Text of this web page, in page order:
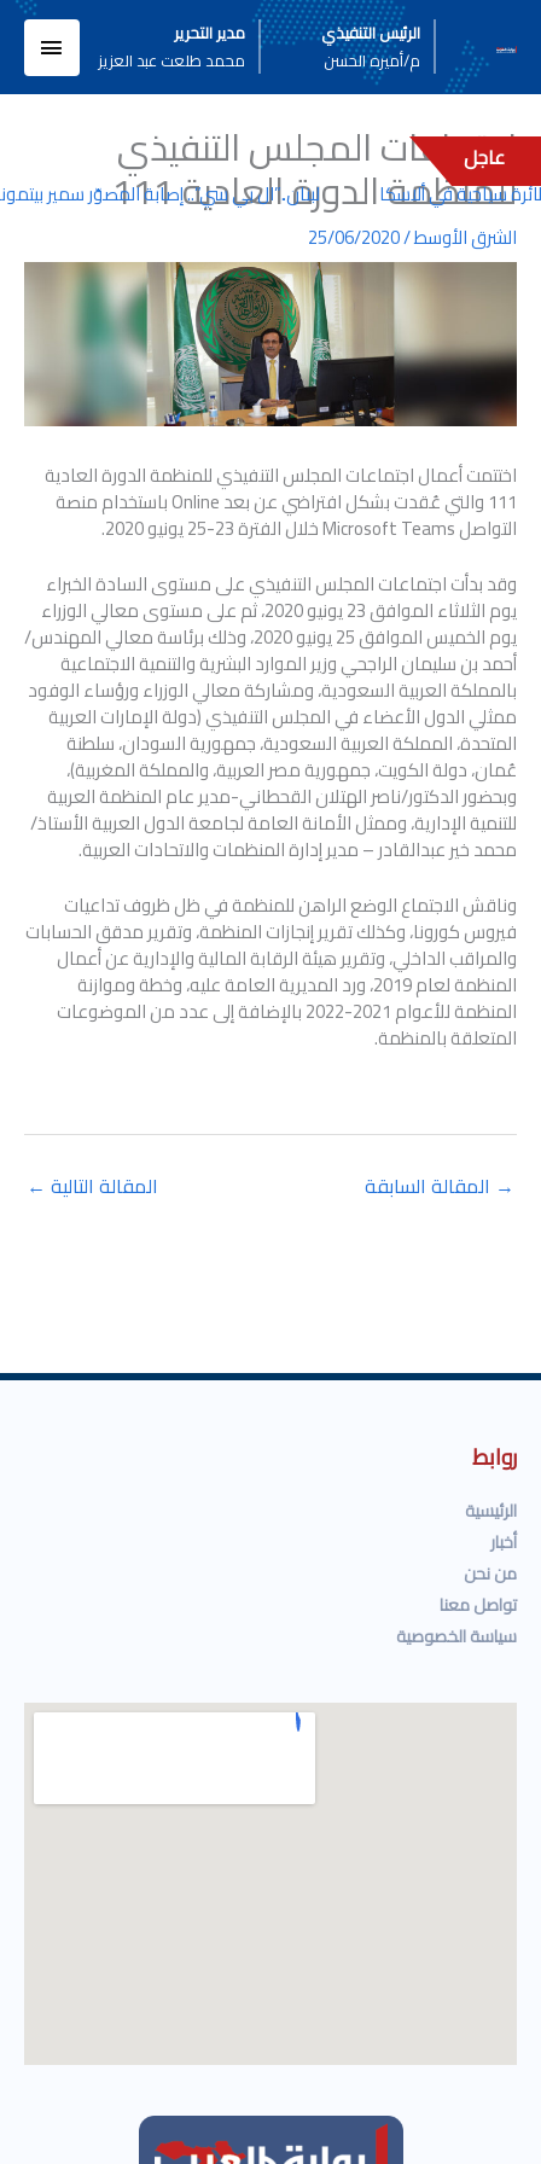
المحتوى
الرئيس التنفيذي
م/أميره الحسن
مدير التحرير
محمد طلعت عبد العزيز
عاجل
لبنان..”ال بي سي”.. إصابة المصوّر سمير
اجتماعات المجلس التنفيذي
للمنظمة الدورة العادية 111
الشرق الأوسط/
25/06/2020
اختتمت أعمال اجتماعات المجلس التنفيذي للمنظمة الدورة العادية
111 والتي عُقدت بشكل افتراضي عن بعد Online باستخدام منصة
التواصل Microsoft Teams خلال الفترة 23-25 يونيو 2020.
وقد بدأت اجتماعات المجلس التنفيذي على مستوى السادة الخبراء
يوم الثلاثاء الموافق 23 يونيو 2020، ثم على مستوى معالي الوزراء
يوم الخميس الموافق 25 يونيو 2020، وذلك برئاسة معالي المهندس/
أحمد بن سليمان الراجحي وزير الموارد البشرية والتنمية الاجتماعية
بالمملكة العربية السعودية، ومشاركة معالي الوزراء ورؤساء الوفود
ممثلي الدول الأعضاء في المجلس التنفيذي (دولة الإمارات العربية
المتحدة، المملكة العربية السعودية، جمهورية السودان، سلطنة
عُمان، دولة الكويت، جمهورية مصر العربية، والمملكة المغربية)،
وبحضور الدكتور/ناصر الهتلان القحطاني-مدير عام المنظمة العربية
للتنمية الإدارية، وممثل الأمانة العامة لجامعة الدول العربية الأستاذ/
محمد خير عبدالقادر – مدير إدارة المنظمات والاتحادات العربية.
وناقش الاجتماع الوضع الراهن للمنظمة في ظل ظروف تداعيات
فيروس كورونا، وكذلك تقرير إنجازات المنظمة، وتقرير مدقق الحسابات
والمراقب الداخلي، وتقرير هيئة الرقابة المالية والإدارية عن أعمال
المنظمة لعام 2019، ورد المديرية العامة عليه، وخطة وموازنة
المنظمة للأعوام 2021-2022 بالإضافة إلى عدد من الموضوعات
المتعلقة بالمنظمة.
→ المقالة السابقة المقالة التالية ←
روابط
الرئيسية
أخبار
من نحن
تواصل معنا
سياسة الخصوصية